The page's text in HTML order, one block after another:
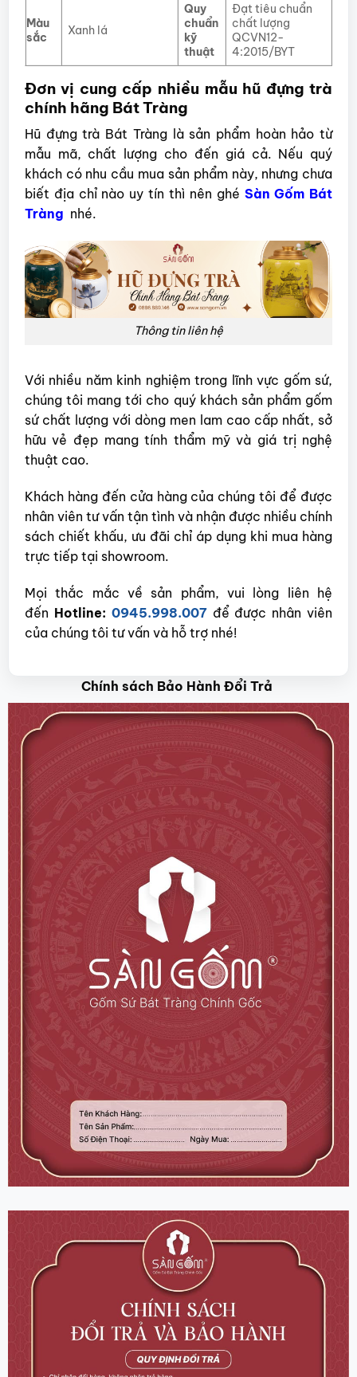
Màu
sắc
Xanh lá
Quy
chuẩn
kỹ
thuật
Đạt tiêu chuẩn
chất lượng
QCVN12-
4:2015/BYT
Đơn vị cung cấp nhiều mẫu hũ đựng trà
chính hãng Bát Tràng
Hũ đựng trà Bát Tràng là sản phẩm hoàn hảo từ
mẫu mã, chất lượng cho đến giá cả. Nếu quý
khách có nhu cầu mua sản phẩm này, nhưng chưa
biết địa chỉ nào uy tín thì nên ghé Sàn Gốm Bát
Tràng nhé.
Thông tin liên hệ
Với nhiều năm kinh nghiệm trong lĩnh vực gốm sứ,
chúng tôi mang tới cho quý khách sản phẩm gốm
sứ chất lượng với dòng men lam cao cấp nhất, sở
hữu vẻ đẹp mang tính thẩm mỹ và giá trị nghệ
thuật cao.
Khách hàng đến cửa hàng của chúng tôi để được
nhân viên tư vấn tận tình và nhận được nhiều chính
sách chiết khấu, ưu đãi chỉ áp dụng khi mua hàng
trực tiếp tại showroom.
Mọi thắc mắc về sản phẩm, vui lòng liên hệ
đến Hotline: 0945.998.007để được nhân viên
của chúng tôi tư vấn và hỗ trợ nhé!
Chính sách Bảo Hành Đổi Trả